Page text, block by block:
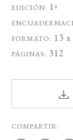
EDICIÓN: 1ª
FORMATO: 13
PÁGINAS: 312
COMPARTIR: